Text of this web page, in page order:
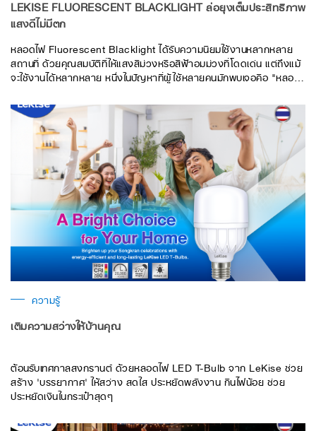
LEKISE FLUORESCENT BLACKLIGHT ล่อยุงเต็มประสิทธิภาพ
แสงดีไม่มีตก
หลอดไฟ Fluorescent Blacklight ได้รับความนิยมใช้งานหลากหลาย
สถานที่ ด้วยคุณสมบัติที่ให้แสงสีม่วงหรือสีฟ้าอมม่วงที่โดดเด่น แต่ถึงแม้
จะใช้งานได้หลากหลาย หนึ่งในปัญหาที่ผู้ใช้หลายคนมักพบเจอคือ "หลอด
นี้แม้ดูเหมือนเล็กน้อย
ความรู้
เติมความสว่างให้บ้านคุณ
ต้อนรับเทศกาลสงกรานต์ ด้วยหลอดไฟ LED T-Bulb จาก LeKise ช่วย
สร้าง 'บรรยากาศ' ให้สว่าง สดใส ประหยัดพลังงาน กินไฟน้อย ช่วย
ประหยัดเงินในกระเป๋าสุดๆ